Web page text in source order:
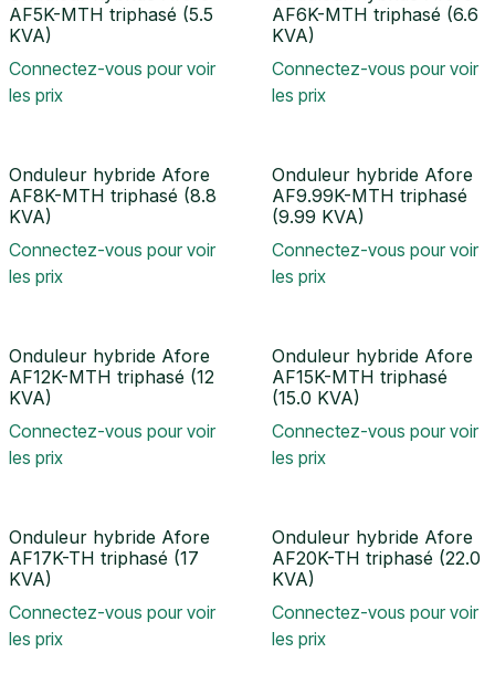
AF5K-MTH triphasé (5.5
KVA)
Connectez-vous pour voir
les prix
AF6K-MTH triphasé (6.6
KVA)
Connectez-vous pour voir
les prix
Onduleur hybride Afore
AF8K-MTH triphasé (8.8
KVA)
Connectez-vous pour voir
les prix
Onduleur hybride Afore
AF9.99K-MTH triphasé
(9.99 KVA)
Connectez-vous pour voir
les prix
Onduleur hybride Afore
AF12K-MTH triphasé (12
KVA)
Connectez-vous pour voir
les prix
Onduleur hybride Afore
AF15K-MTH triphasé
(15.0 KVA)
Connectez-vous pour voir
les prix
Onduleur hybride Afore
AF17K-TH triphasé (17
KVA)
Connectez-vous pour voir
les prix
Onduleur hybride Afore
AF20K-TH triphasé (22.0
KVA)
Connectez-vous pour voir
les prix